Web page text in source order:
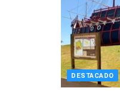
DESTACADO